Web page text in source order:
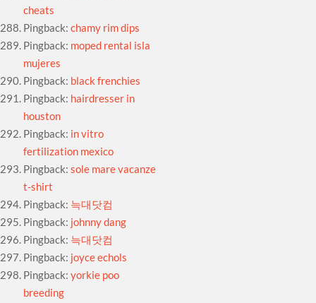
cheats
Pingback:chamy rim dips
Pingback: moped rental isla
mujeres
Pingback: black frenchies
Pingback: hairdresser in
houston
Pingback: in vitro
fertilization mexico
Pingback:sole mare vacanze
t-shirt
Pingback: 늑대닷컴
Pingback: johnny dang
Pingback: 늑대닷컴
Pingback: joyce echols
Pingback:yorkie poo
breeding